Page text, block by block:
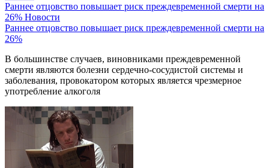
Раннее отцовство повышает риск преждевременной смерти на
26% Новости
Раннее отцовство повышает риск преждевременной смерти на
26%
В большинстве случаев, виновниками преждевременной
смерти являются болезни сердечно-сосудистой системы и
заболевания, провокатором которых является чрезмерное
употребление алкоголя